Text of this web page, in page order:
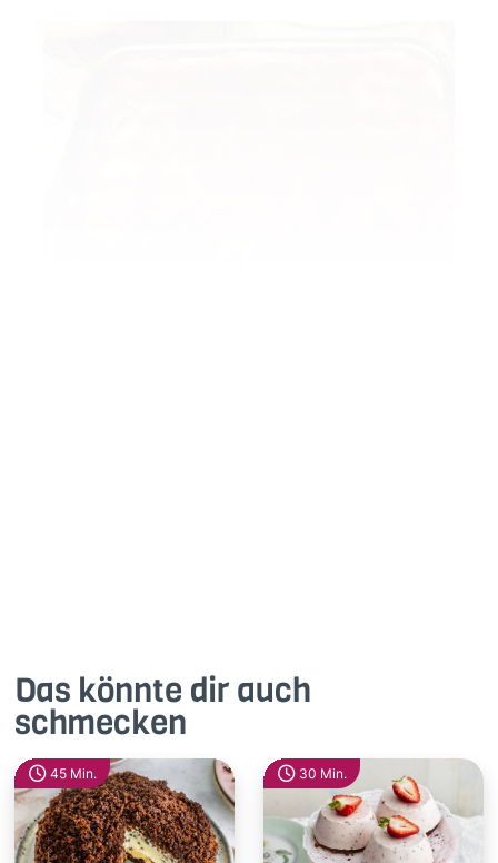
Das könnte dir auch
schmecken
45 Min. 30 Min.